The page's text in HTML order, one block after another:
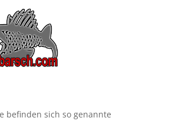
befinden sich so genannte